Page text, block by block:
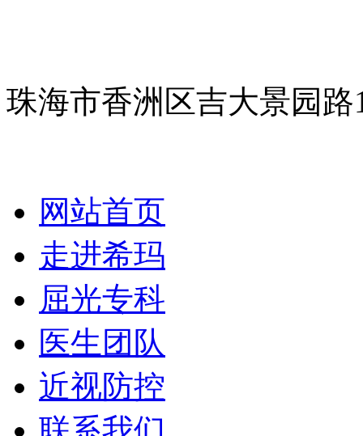
珠海市香洲区吉大景园
网站首页
走进希玛
屈光专科
医生团队
近视防控